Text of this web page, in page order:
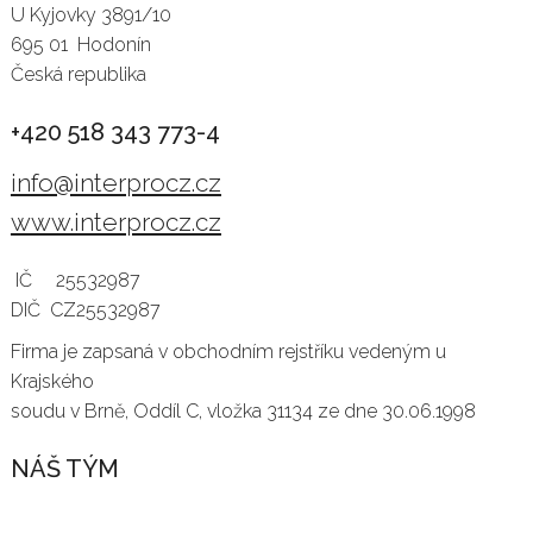
U Kyjovky 3891/10
695 01 Hodonín
Česká republika
+420 518 343 773-4
info@interprocz.cz
www.interprocz.cz
IČ 25532987
DIČ CZ25532987
Firma je zapsaná v obchodním rejstříku vedeným u
Krajského
soudu v Brně, Oddíl C, vložka 31134 ze dne 30.06.1998
NÁŠ TÝM